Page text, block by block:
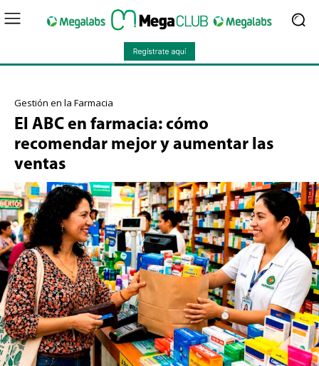
Gestión en la Farmacia
El ABC en farmacia: cómo
recomendar mejor y aumentar las
ventas